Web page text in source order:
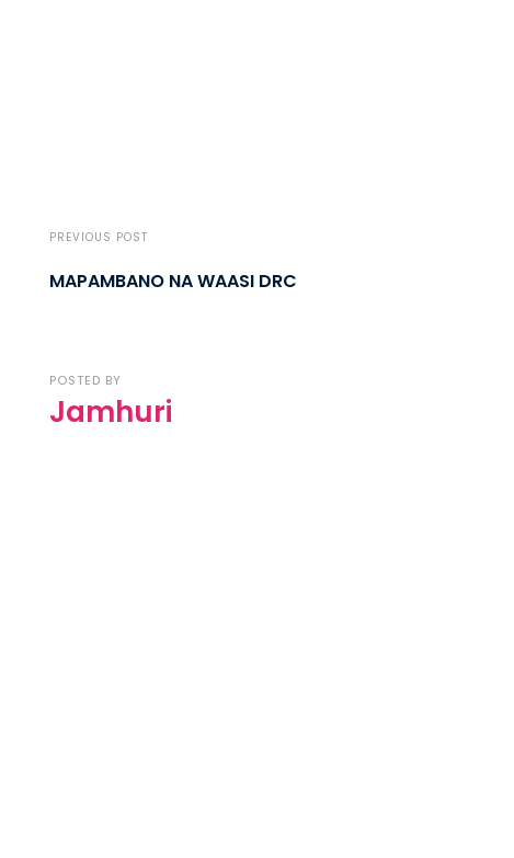
PREVIOUS POST
MAPAMBANO NA WAASI DRC
POSTED BY
Jamhuri